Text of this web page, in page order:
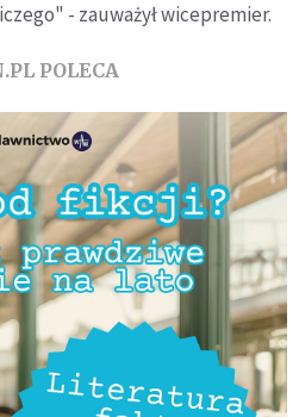
- zauważył wicepremier.
POLECA